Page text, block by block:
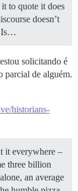
to quote it does
doesn’t
Is…
solicitando é
parcial de alguém.
historians-
it everywhere –
three billion
an average